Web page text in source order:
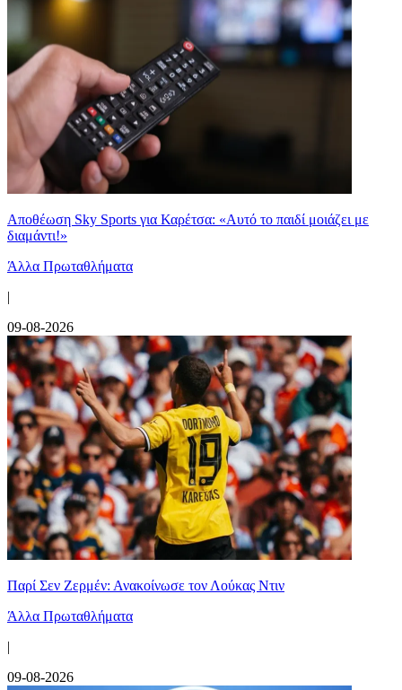
Αποθέωση Sky Sports για Καρέτσα: «Αυτό το παιδί μοιάζει με
διαμάντι!»
Άλλα Πρωταθλήματα
|
09-08-2026
Παρί Σεν Ζερμέν: Ανακοίνωσε τον Λούκας Ντιν
Άλλα Πρωταθλήματα
|
09-08-2026